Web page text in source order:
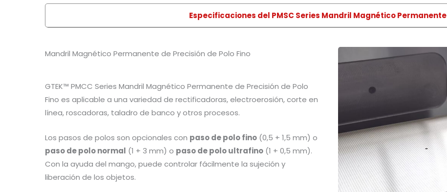
Especificaciones del PMSC Series Mandril Magnético Permanente
Mandril Magnético Permanente de Precisión de Polo Fino
GTEK™ PMCC Series Mandril Magnético Permanente de Precisión de Polo
Fino es aplicable a una variedad de rectificadoras, electroerosión, corte en
línea, roscadoras, taladro de banco y otros procesos.
Los pasos de polos son opcionales con paso de polo fino (0,5 + 1,5 mm) o
paso de polo normal (1 + 3 mm) o paso de polo ultrafino (1 + 0,5 mm).
Con la ayuda del mango, puede controlar fácilmente la sujeción y
liberación de los objetos.